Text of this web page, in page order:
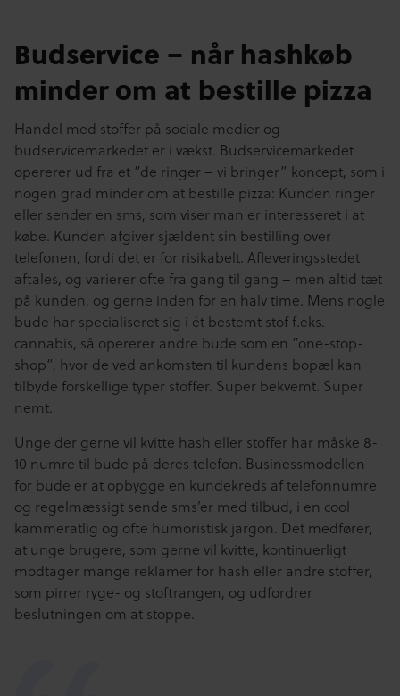
Budservice – når hashkøb
minder om at bestille pizza
Handel med stoffer på sociale medier og
budservicemarkedet er i vækst. Budservicemarkedet
opererer ud fra et ”de ringer – vi bringer” koncept, som i
nogen grad minder om at bestille pizza: Kunden ringer
eller sender en sms, som viser man er interesseret i at
købe. Kunden afgiver sjældent sin bestilling over
telefonen, fordi det er for risikabelt. Afleveringsstedet
aftales, og varierer ofte fra gang til gang – men altid tæt
på kunden, og gerne inden for en halv time. Mens nogle
bude har specialiseret sig i ét bestemt stof f.eks.
cannabis, så opererer andre bude som en ”one-stop-
shop”, hvor de ved ankomsten til kundens bopæl kan
tilbyde forskellige typer stoffer. Super bekvemt. Super
nemt.
Unge der gerne vil kvitte hash eller stoffer har måske 8-
10 numre til bude på deres telefon. Businessmodellen
for bude er at opbygge en kundekreds af telefonnumre
og regelmæssigt sende sms’er med tilbud, i en cool
kammeratlig og ofte humoristisk jargon. Det medfører,
at unge brugere, som gerne vil kvitte, kontinuerligt
modtager mange reklamer for hash eller andre stoffer,
som pirrer ryge- og stoftrangen, og udfordrer
beslutningen om at stoppe.